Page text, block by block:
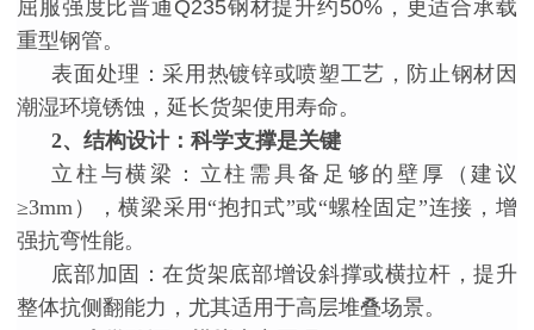
屈服强度比普通Q235钢材提升约50%，更适合承载
重型钢管。
表面处理：采用热镀锌或喷塑工艺，防止钢材因
潮湿环境锈蚀，延长货架使用寿命。
2、结构设计：科学支撑是关键
立柱与横梁：立柱需具备足够的壁厚（建议
≥3mm），横梁采用“抱扣式”或“螺栓固定”连接，增
强抗弯性能。
底部加固：在货架底部增设斜撑或横拉杆，提升
整体抗侧翻能力，尤其适用于高层堆叠场景。